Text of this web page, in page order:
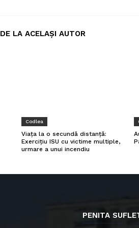
DE LA ACELAȘI AUTOR
Codlea
Viața la o secundă distanță:
Exercițiu ISU cu victime multiple,
urmare a unui incendiu
PENITA